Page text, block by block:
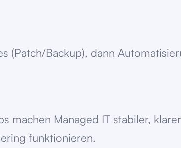
(Patch/Backup), dann
machen Managed IT stabiler,
funktionieren.